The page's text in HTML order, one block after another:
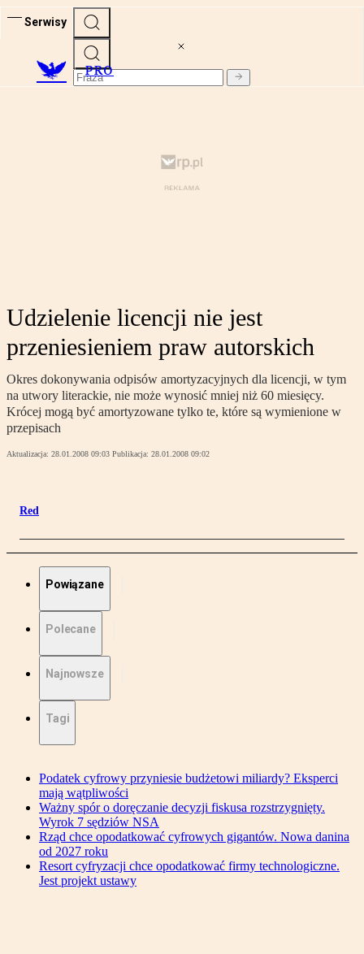
Serwisy
PRO
Udzielenie licencji nie jest
przeniesieniem praw autorskich
Okres dokonywania odpisów amortyzacyjnych dla licencji, w tym
na utwory literackie, nie może wynosić mniej niż 60 miesięcy.
Krócej mogą być amortyzowane tylko te, które są wymienione w
przepisach
Aktualizacja: 28.01.2008 09:03 Publikacja: 28.01.2008 09:02
Red
Powiązane
Polecane
Najnowsze
Tagi
Podatek cyfrowy przyniesie budżetowi miliardy? Eksperci
mają wątpliwości
Ważny spór o doręczanie decyzji fiskusa rozstrzygnięty.
Wyrok 7 sędziów NSA
Rząd chce opodatkować cyfrowych gigantów. Nowa danina
od 2027 roku
Resort cyfryzacji chce opodatkować firmy technologiczne.
Jest projekt ustawy